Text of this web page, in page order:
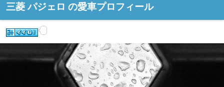
三菱 パジェロ の愛車プロフィール